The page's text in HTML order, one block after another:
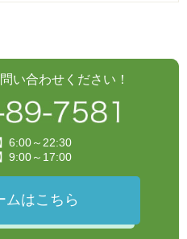
い合わせください！
6:00～22:30
9:00～17:00
ムはこちら